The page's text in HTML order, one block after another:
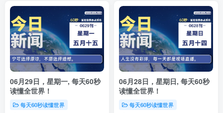
06月29日，星期一, 每天60秒
读懂全世界！
每天60秒读懂世界
06月28日，星期日, 每天60秒
读懂全世界！
每天60秒读懂世界